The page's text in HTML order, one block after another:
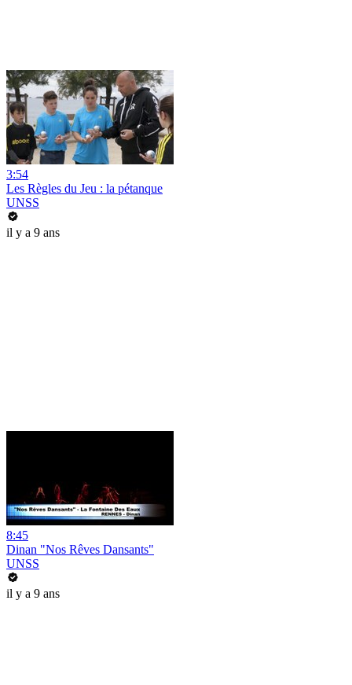
3:54
Les Règles du Jeu : la pétanque
UNSS
il y a 9 ans
8:45
Dinan "Nos Rêves Dansants"
UNSS
il y a 9 ans